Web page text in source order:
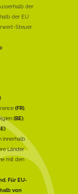
der
der EU
Steuer
(FR),
(BE),
innerhalb
Länder
mit den
Für EU-
von